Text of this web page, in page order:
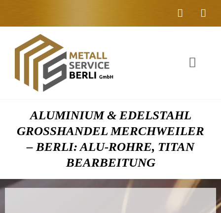
ALUMINIUM & EDELSTAHL
GROSSHANDEL MERCHWEILER –
BERLI: ALU-ROHRE, TITAN B
EARBEITUNG